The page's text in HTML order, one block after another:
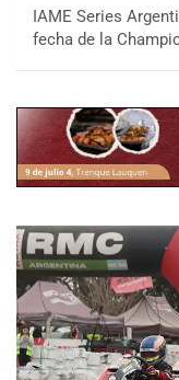
IAME Series
fecha de la